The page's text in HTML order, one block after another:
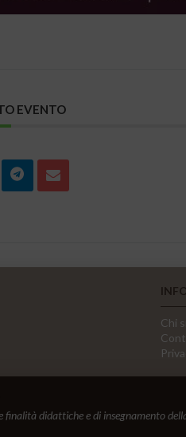
EVENTO
Chi
didattiche e di insegnamento